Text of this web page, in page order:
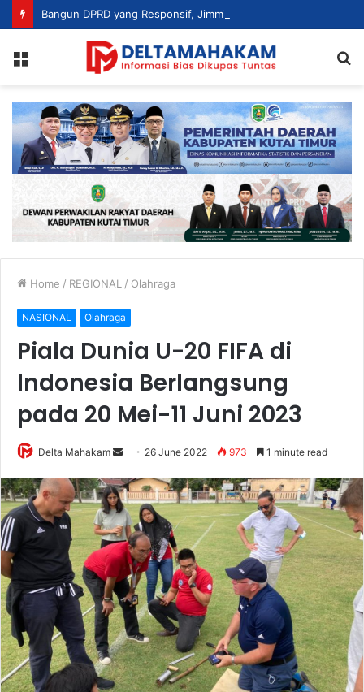
Home / REGIONAL / Olahraga
NASIONAL Olahraga
Piala Dunia U-20 FIFA di
Indonesia Berlangsung
pada 20 Mei-11 Juni 2023
Delta Mahakam
n
d
a
n
m
i
l
26 June 2022 973 1 minute read